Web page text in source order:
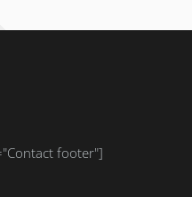
footer"]